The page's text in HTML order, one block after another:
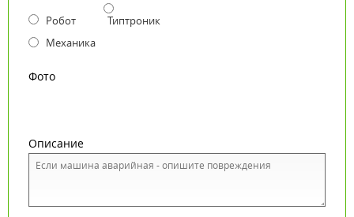
Робот
Типтроник
Механика
Фото
Описание